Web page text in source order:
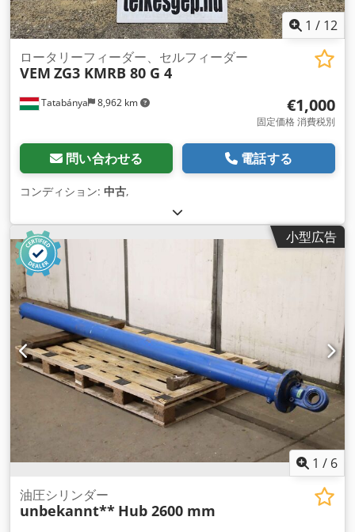
1 / 12
Tatabánya 8,962 km
ロータリーフィーダー、セルフィーダー
VEM ZG3 KMRB 80 G 4
€1,000
固定価格 消費税別
問い合わせる 電話する
コンディション: 中古,
小型広告
1 / 6
油圧シリンダー
unbekannt** Hub 2600 mm